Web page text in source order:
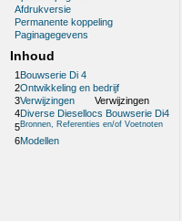
Afdrukversie
Permanente koppeling
Paginagegevens
Inhoud
1 Bouwserie Di 4
2Ontwikkeling en bedrijf
3Verwijzingen
Verwijzingen
4Diverse Diesellocs Bouwserie Di4
5Bronnen, Referenties en/of Voetnoten
6Modellen